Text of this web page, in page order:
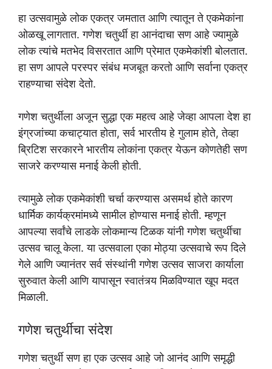
हा उत्सवामुळे लोक एकत्र जमतात आणि त्यातून ते एकमेकांना
ओळखू लागतात. गणेश चतुर्थी हा आनंदाचा सण आहे ज्यामुळे
लोक त्यांचे मतभेद विसरतात आणि प्रेमात एकमेकांशी बोलतात.
हा सण आपले परस्पर संबंध मजबूत करतो आणि सर्वाना एकत्र
राहण्याचा संदेश देतो.
गणेश चतुर्थीला अजून सुद्धा एक महत्व आहे जेव्हा आपला देश हा
इंग्रजांच्या कचाट्यात होता, सर्व भारतीय हे गुलाम होते, तेव्हा
ब्रिटिश सरकारने भारतीय लोकांना एकत्र येऊन कोणतेही सण
साजरे करण्यास मनाई केली होती.
त्यामुळे लोक एकमेकांशी चर्चा करण्यास असमर्थ होते कारण
धार्मिक कार्यक्रमांमध्ये सामील होण्यास मनाई होती. म्हणून
आपल्या सर्वांचे लाडके लोकमान्य टिळक यांनी गणेश चतुर्थीचा
उत्सव चालू केला. या उत्सवाला एका मोठ्या उत्सवाचे रूप दिले
गेले आणि ज्यानंतर सर्व संस्थांनी गणेश उत्सव साजरा कार्याला
सुरुवात केली आणि यापासून स्वातंत्र्य मिळविण्यात खूप मदत
मिळाली.
गणेश चतुर्थीचा संदेश
गणेश चतुर्थी सण हा एक उत्सव आहे जो आनंद आणि समृद्धी